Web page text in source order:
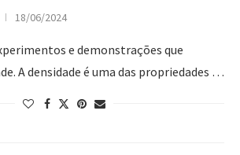
18/06/2024
e demonstrações que
A densidade é uma das propriedades …